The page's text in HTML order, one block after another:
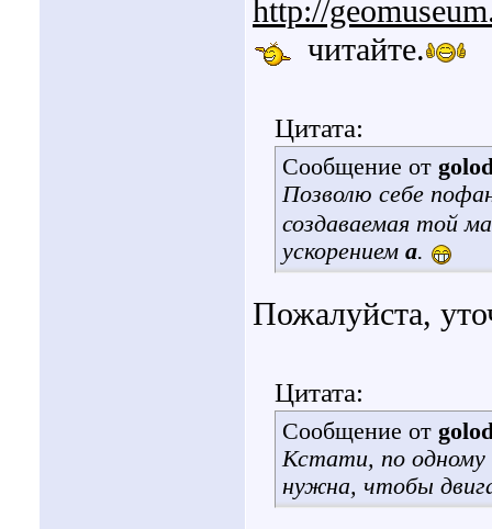
http://
читайте.
Цитата:
Сообщение от
Позволю себе
создаваемая той
ускорением а.
Пожалуйста,
Цитата:
Сообщение от
Кстати, по одному
нужна, чтобы